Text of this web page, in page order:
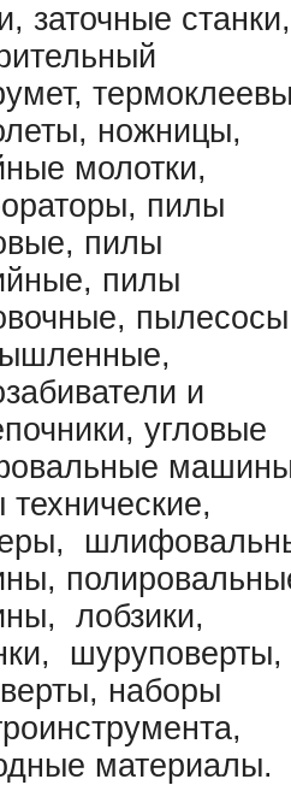
заточные станки,
ножницы,
молотки,
пилы
пилы
пилы
пылесосы
и
угловые
лобзики,
шуруповерты,
наборы
материалы.